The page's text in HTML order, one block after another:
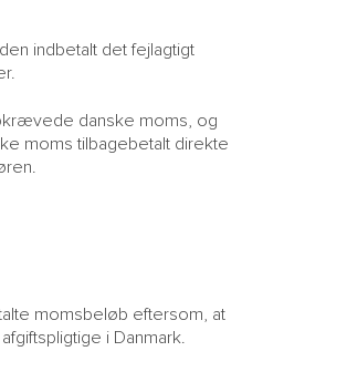
indbetalt det fejlagtigt
danske moms, og
moms tilbagebetalt direkte
momsbeløb eftersom, at
i Danmark.